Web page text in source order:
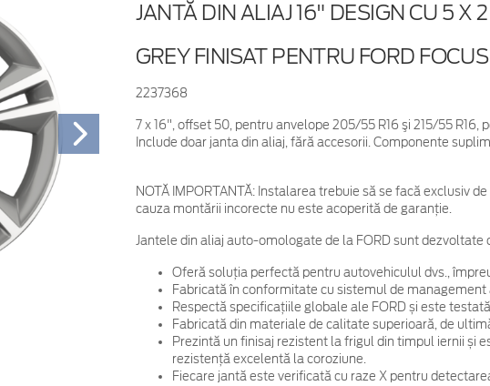
JANTĂ DIN ALIAJ 16" DESIGN CU 5 X
GREY FINISAT PENTRU FORD
2237368
7 x 16", offset 50, pentru anvelope 205/55 R16 şi 215/55
Include doar janta din aliaj, fără accesorii. Componente
NOTĂ IMPORTANTĂ:Instalarea trebuie să se facă exclusiv
cauza montării incorecte nu este acoperită de garanţie.
Jantele din aliaj auto-omologate de la FORD sunt dezvoltate
Oferă soluția perfectă pentru autovehiculul dvs.,
Fabricată în conformitate cu sistemul de management
Respectă specificațiile globale ale FORD și este
Fabricată din materiale de calitate superioară, de
Prezintă un finisaj rezistent la frigul din timpul iernii și
rezistență excelentă la coroziune.
Fiecare jantă este verificată cu raze X pentru